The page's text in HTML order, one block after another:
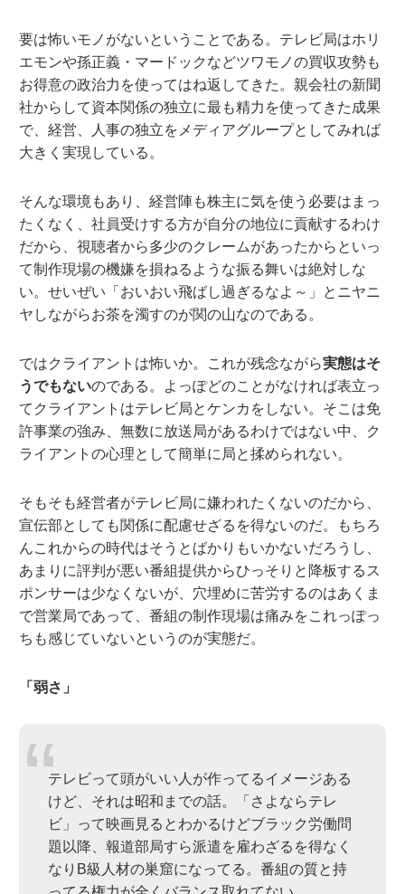
要は怖いモノがないということである。テレビ局はホリ
エモンや孫正義・マードックなどツワモノの買収攻勢も
お得意の政治力を使ってはね返してきた。親会社の新聞
社からして資本関係の独立に最も精力を使ってきた成果
で、経営、人事の独立をメディアグループとしてみれば
大きく実現している。
そんな環境もあり、経営陣も株主に気を使う必要はまっ
たくなく、社員受けする方が自分の地位に貢献するわけ
だから、視聴者から多少のクレームがあったからといっ
て制作現場の機嫌を損ねるような振る舞いは絶対しな
い。せいぜい「おいおい飛ばし過ぎるなよ～」とニヤニ
ヤしながらお茶を濁すのが関の山なのである。
ではクライアントは怖いか。これが残念ながら実態はそ
うでもないのである。よっぽどのことがなければ表立っ
てクライアントはテレビ局とケンカをしない。そこは免
許事業の強み、無数に放送局があるわけではない中、ク
ライアントの心理として簡単に局と揉められない。
そもそも経営者がテレビ局に嫌われたくないのだから、
宣伝部としても関係に配慮せざるを得ないのだ。もちろ
んこれからの時代はそうとばかりもいかないだろうし、
あまりに評判が悪い番組提供からひっそりと降板するス
ポンサーは少なくないが、穴埋めに苦労するのはあくま
で営業局であって、番組の制作現場は痛みをこれっぽっ
ちも感じていないというのが実態だ。
「弱さ」
テレビって頭がいい人が作ってるイメージある
けど、それは昭和までの話。「さよならテレ
ビ」って映画見るとわかるけどブラック労働問
題以降、報道部局すら派遣を雇わざるを得なく
なりB級人材の巣窟になってる。番組の質と持